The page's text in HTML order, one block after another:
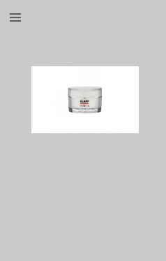
Ga